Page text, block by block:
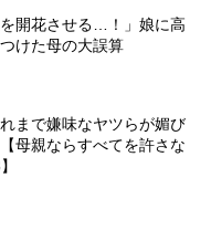
を開花させる…！」娘に高
けた母の大誤算
まで嫌味なヤツらが媚び
母親ならすべてを許さな